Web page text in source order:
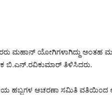
ಮಹಾನ್ ಯೋಗಿಗಳಾಗಿದ್ದು ಅಂತಹ
ಬಿ.ಎನ್.ರವಿಕುಮಾರ್ ತಿಳಿಸಿದರು.
ಹಬ್ಬಗಳ ಆಚರಣಾ ಸಮಿತಿ